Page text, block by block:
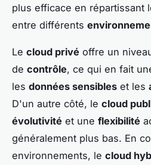
plus efficace en répartissant
entre différents
Le cloud privé offre un
de contrôle, ce qui en fait
les données sensibles et les
D'un autre côté, le cloud
évolutivité et une flexibilité
généralement plus bas. En
environnements, le cloud